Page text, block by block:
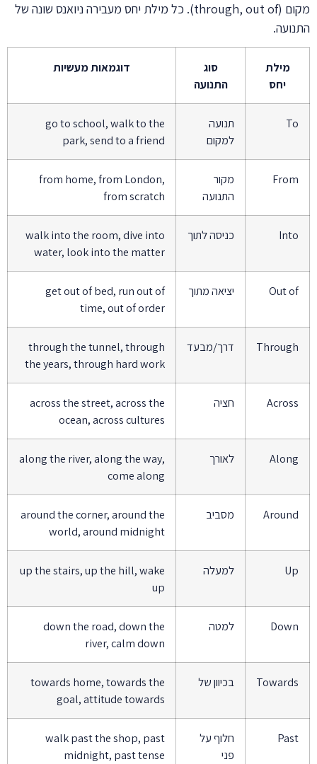
מקום (through, out of). כל מילת יחס מעבירה ניואנס שונה של
התנועה.
מילת
יחס
סוג
התנועה
דוגמאות מעשיות
To
תנועה
למקום
go to school, walk to the
park, send to a friend
From
מקור
התנועה
from home, from London,
from scratch
Into כניסה לתוך
walk into the room, dive into
water, look into the matter
Out of יציאה מתוך
get out of bed, run out of
time, out of order
Through דרך/מבעד
through the tunnel, through
the years, through hard work
Across חציה
across the street, across the
ocean, across cultures
Along לאורך
along the river, along the way,
come along
Around מסביב
around the corner, around the
world, around midnight
Up למעלה
up the stairs, up the hill, wake
up
Down למטה
down the road, down the
river, calm down
Towards בכיוון של
towards home, towards the
goal, attitude towards
Past
חלוף על
פני
walk past the shop, past
midnight, past tense